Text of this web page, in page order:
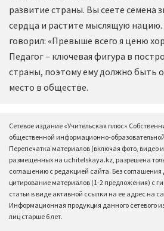
развитие страны. Вы сеете семена
сердца и растите мыслящую
говорил: «Превыше всего я ценю
Педагог – ключевая фигура в
страны, поэтому ему должно быть
место в обществе.
Сетевое издание «Учительская плюс»
общественной информационно-
Перепечатка материалов (включая фото, видео
размещенных на uchitelskaya.kz, разрешена
соглашению с редакцией сайта. Без соглашения
цитирование материалов (1-2 предложения) с
статьи в виде активной ссылки на ее адрес на
Информационная продукция данного сетевого
лиц старше 6 лет.